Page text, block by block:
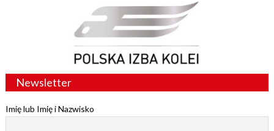
Newsletter
Imię lub Imię i Nazwisko